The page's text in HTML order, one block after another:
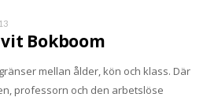
Bokboom
mellan ålder, kön och klass. Där
professorn och den arbetslöse